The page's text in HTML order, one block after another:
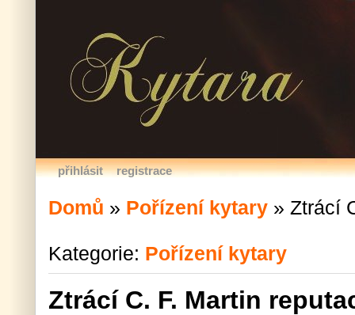
přihlásit registrace
Domů » Pořízení kytary » Ztrácí
Kategorie: Pořízení kytary
Ztrácí C. F. Martin